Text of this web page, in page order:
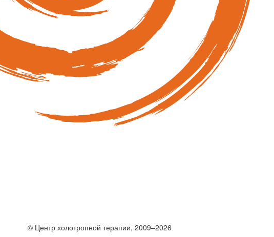
© Центр холотропной терапии, 2009–2026